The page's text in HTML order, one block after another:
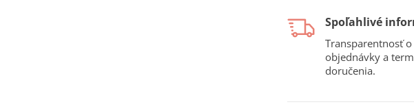
Spoľahlivé
Transparentnosť o
objednávky a
doručenia.